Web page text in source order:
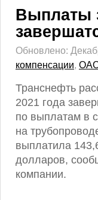
Выплаты
Обновлено:
компенсации, ОАО
Транснефть
2021 года
по выплатам в
на
выплатила
долларов,
компании.